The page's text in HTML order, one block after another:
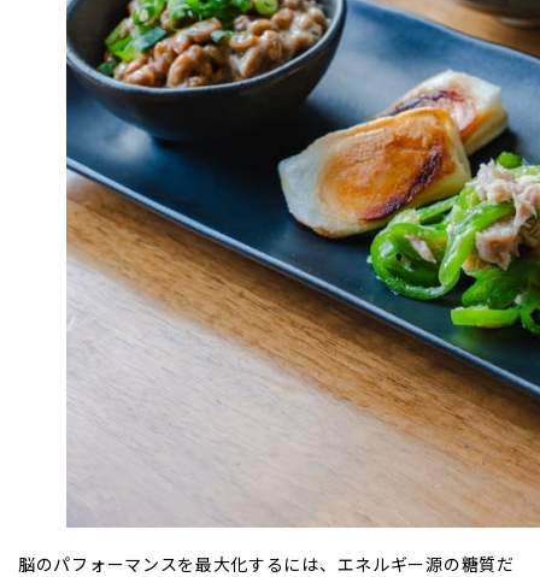
脳のパフォーマンスを最大化するには、エネルギー源の糖質だ